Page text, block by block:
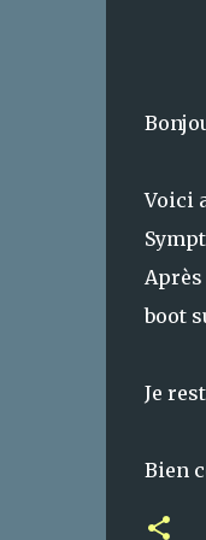
Voici
boot
Je
Bien